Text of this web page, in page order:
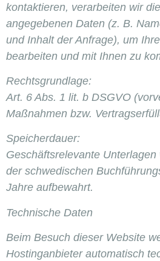
kontaktieren, verarbeiten wir
angegebenen Daten (z. B.
und Inhalt der Anfrage), um
bearbeiten und mit Ihnen zu
Rechtsgrundlage:
Art. 6 Abs. 1 lit. b DSGVO
Maßnahmen bzw.
Speicherdauer:
Geschäftsrelevante
der schwedischen
Jahre aufbewahrt.
Technische Daten
Beim Besuch dieser Website
Hostinganbieter automatisch